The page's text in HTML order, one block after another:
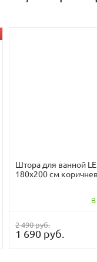
Штора для ванной
180х200 см
2 490 руб.
1 690 руб.